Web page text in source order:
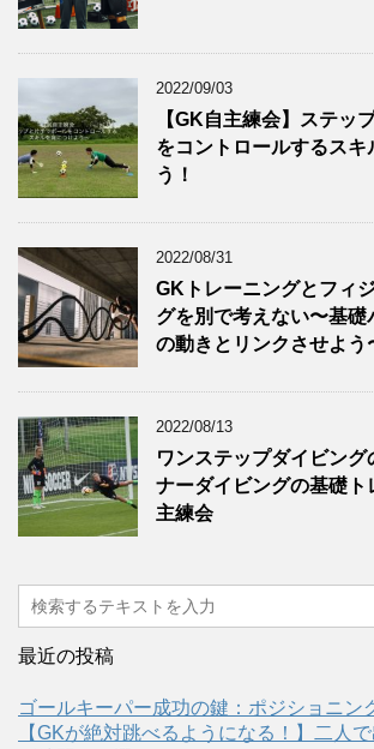
2022/09/03
【GK自主練会】ステッ
をコントロールするスキ
う！
2022/08/31
GKトレーニングとフィ
グを別で考えない〜基礎
の動きとリンクさせよう
2022/08/13
ワンステップダイビング
ナーダイビングの基礎ト
主練会
最近の投稿
ゴールキーパー成功の鍵：ポジショニン
【GKが絶対跳べるようになる！】二人